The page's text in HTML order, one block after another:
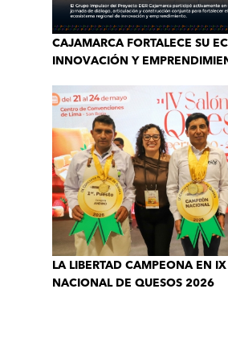
CAJAMARCA FORTALECE SU
INNOVACIÓN Y
LA LIBERTAD CAMPEONA EN
NACIONAL DE QUESOS 2026